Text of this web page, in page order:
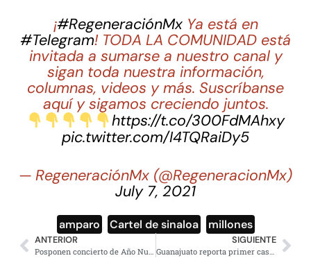
¡#RegeneraciónMxYa está en
#Telegram! TODA LA COMUNIDAD está
invitada a sumarse a nuestro canal y
sigan toda nuestra información,
columnas, videos y más. Suscríbanse
aquí y sigamos creciendo juntos.
https://t.co/300FdMAhxy
pic.twitter.com/I4TQRaiDy5
— RegeneraciónMx (@RegeneracionMx)
July 7, 2021
amparo Cartel de sinaloa millones
ANTERIOR
Posponen concierto de Año Nuevo con ‘Los Ángeles Azules’ en CDMX
SIGUIENTE
Guanajuato reporta primer caso de Ómicron